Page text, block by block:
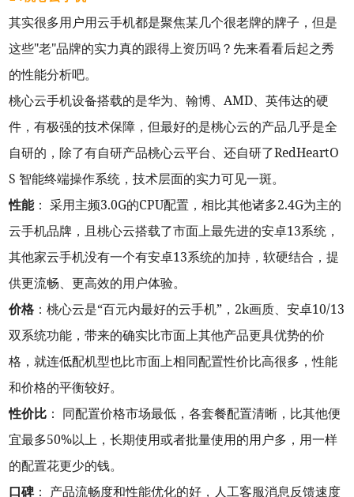
其实很多用户用云手机都是聚焦某几个很老牌的牌子，但是
这些"老"品牌的实力真的跟得上资历吗？先来看看后起之秀
的性能分析吧。
桃心云手机设备搭载的是华为、翰博、AMD、英伟达的硬
件，有极强的技术保障，但最好的是桃心云的产品几乎是全
自研的，除了有自研产品桃心云平台、还自研了RedHeartO
S 智能终端操作系统，技术层面的实力可见一斑。
性能： 采用主频3.0G的CPU配置，相比其他诸多2.4G为主的
云手机品牌，且桃心云搭载了市面上最先进的安卓13系统，
其他家云手机没有一个有安卓13系统的加持，软硬结合，提
供更流畅、更高效的用户体验。
价格：桃心云是“百元内最好的云手机”，2k画质、安卓10/13
双系统功能，带来的确实比市面上其他产品更具优势的价
格，就连低配机型也比市面上相同配置性价比高很多，性能
和价格的平衡较好。
性价比： 同配置价格市场最低，各套餐配置清晰，比其他便
宜最多50%以上，长期使用或者批量使用的用户多，用一样
的配置花更少的钱。
口碑： 产品流畅度和性能优化的好，人工客服消息反馈速度